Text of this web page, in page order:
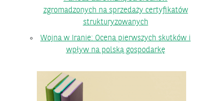
zgromadzonych na sprzedaży certyfikatów
strukturyzowanych
Wojna w Iranie: Ocena pierwszych skutków i
wpływ na polską gospodarkę